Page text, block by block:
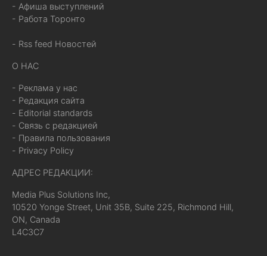
- Афиша выступлений
- Работа Торонто
- Rss feed Новостей
О НАС
- Реклама у нас
- Редакция сайта
- Editorial standards
- Связь с редакцией
- Правила пользования
- Privacy Policy
АДРЕС РЕДАКЦИИ:
Media Plus Solutions Inc,
10520 Yonge Street, Unit 35B, Suite 225, Richmond Hill,
ON, Canada
L4C3C7